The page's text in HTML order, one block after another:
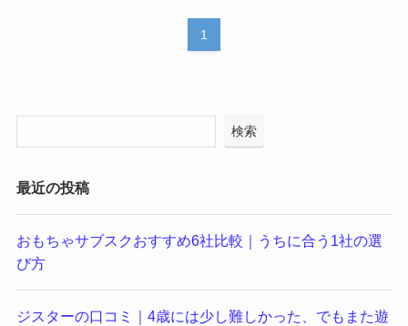
1
検索
最近の投稿
おもちゃサブスクおすすめ6社比較｜うちに合う1社の選
び方
ジスターの口コミ｜4歳には少し難しかった、でもまた遊